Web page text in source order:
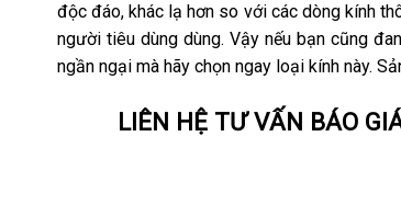
độc đáo, khác lạ hơn so với các dòng kính
người tiêu dùng dùng. Vậy nếu bạn cũng
ngần ngại mà hãy chọn ngay loại kính này.
LIÊN HỆ TƯ VẤN BÁO